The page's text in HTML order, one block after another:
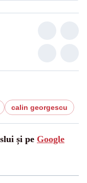
calin georgescu
și pe Google